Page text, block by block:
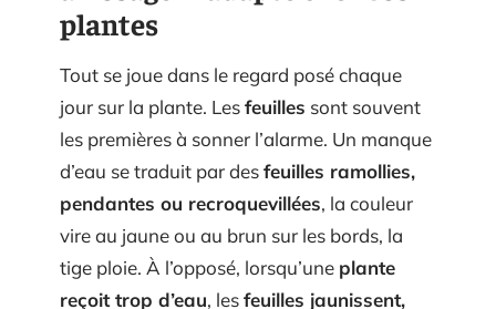
plantes
Tout se joue dans le regard posé chaque
jour sur la plante. Lesfeuilles sont souvent
les premières à sonner l’alarme. Un manque
d’eau se traduit par desfeuilles ramollies,
pendantes ou recroquevillées, la couleur
vire au jaune ou au brun sur les bords, la
tige ploie. À l’opposé, lorsqu’une plante
reçoit trop d’eau, lesfeuilles jaunissent,